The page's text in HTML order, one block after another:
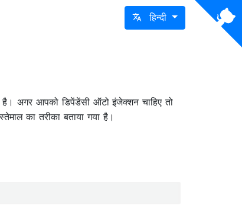
हिन्दी
अगर आपको डिपेंडेंसी ऑटो इंजेक्शन चाहिए तो
का तरीका बताया गया है।